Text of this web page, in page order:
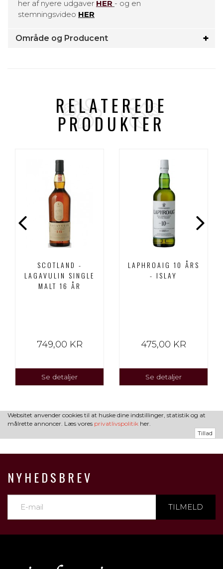
her af nyere udgaver HER - og en
stemningsvideo HER
Område og Producent
RELATEREDE
PRODUKTER
SCOTLAND -
LAGAVULIN SINGLE
MALT 16 ÅR
749,00 KR
Se detaljer
LAPHROAIG 10 ÅRS
- ISLAY
475,00 KR
Se detaljer
Websitet anvender cookies til at huske dine indstillinger, statistik og at
målrette annoncer. Læs vores privatlivspolitik her.
Tillad
NYHEDSBREV
TILMELD